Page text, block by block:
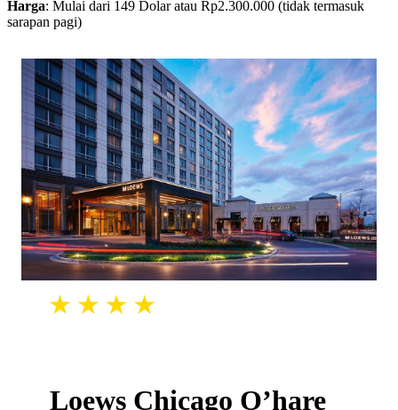
Harga: Mulai dari 149 Dolar atau Rp2.300.000 (tidak termasuk
sarapan pagi)
Loews Chicago O’hare